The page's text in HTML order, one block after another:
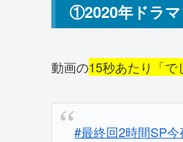
①2020年ドラマ
動画の15秒あたり「で
#最終回2時間SP